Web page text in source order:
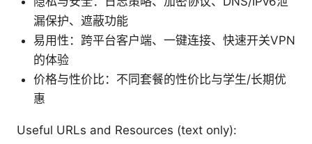
漏保护、遮蔽功能
易用性：跨平台客户端、一键连接、快速开关VPN
的体验
价格与性价比：不同套餐的性价比与学生/长期优
惠
Useful URLs and Resources (text only):